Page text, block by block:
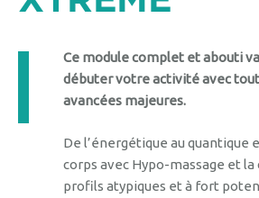
Ce module complet et abouti
débuter votre activitéavec
avancées majeures.
De l’énergétique au quantique
corps avec Hypo-massage et la
profils atypiques et à fort